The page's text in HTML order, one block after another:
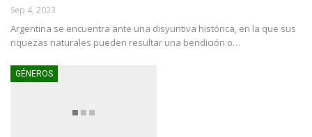
Sep 4, 2023
Argentina se encuentra ante una disyuntiva histórica, en la que sus
riquezas naturales pueden resultar una bendición o…
GÉNEROS